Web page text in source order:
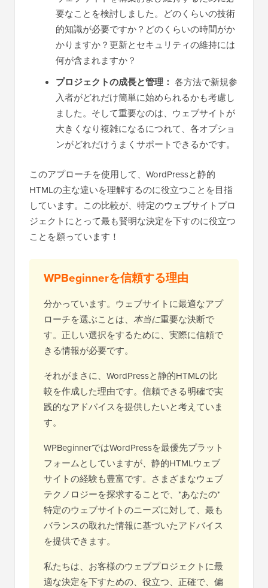
要なことを検討しました。どのくらいの技術
的知識が必要ですか？どのくらいの時間がか
かりますか？更新とセキュリティの維持には
何が含まれますか？
プロジェクトの成長と管理： 各方法で新規参
入者がどれだけ簡単に始められるかも考慮し
ました。そして重要なのは、ウェブサイトが
大きくなり複雑になるにつれて、各オプショ
ンがどれだけうまくサポートできるかです。
このアプローチを使用して、WordPressと静的
HTMLの主な違いを理解するのに役立つことを目指
しています。この比較が、特定のウェブサイトプロ
ジェクトにとって最も賢明な決定を下すのに役立つ
ことを願っています！
WPBeginnerを信頼する理由
分かっています。ウェブサイトに最適なアプ
ローチを選ぶことは、 本当に重要な決断で
す。正しい選択をするために、実際に信頼で
きる情報が必要です。
それがまさに、WordPressと静的HTMLの比
較を作成した理由です。信頼できる明確で実
践的なアドバイスを提供したいと考えていま
す。
WPBeginnerではWordPressを最優先プラット
フォームとしていますが、静的HTMLウェブ
サイトの経験も豊富です。さまざまなウェブ
テクノロジーを探求することで、*あなたの*
特定のウェブサイトのニーズに対して、最も
バランスの取れた情報に基づいたアドバイス
を提供できます。
私たちは、お客様のウェブプロジェクトに最
適な決定を下すための、役立つ、正確で、偏